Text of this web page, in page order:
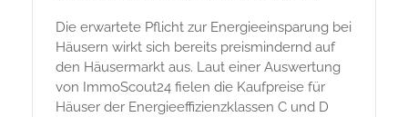
Die erwartete Pflicht zur Energieeinsparung bei
Häusern wirkt sich bereits preismindernd auf
den Häusermarkt aus. Laut einer Auswertung
von ImmoScout24 fielen die Kaufpreise für
Häuser der Energieeffizienzklassen C und D